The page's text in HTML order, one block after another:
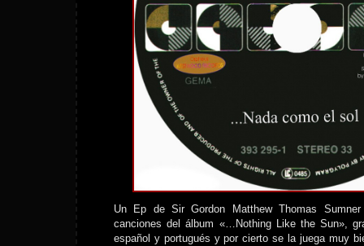
Un Ep de Sir Gordon Matthew Thomas
canciones del álbum «…Nothing Like the Sun»,
español y portugués y por cierto se la juega muy